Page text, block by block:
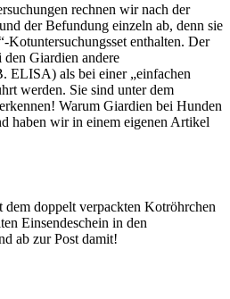
rechnen wir nach der
der Befundung einzeln ab, denn sie
Kotuntersuchungsset enthalten. Der
Giardien andere
ELISA) als bei einer „einfachen
werden. Sie sind unter dem
Warum Giardien bei Hunden
haben wir in einem eigenen Artikel
dem doppelt verpackten Kotröhrchen
Einsendeschein in den
ab zur Post damit!